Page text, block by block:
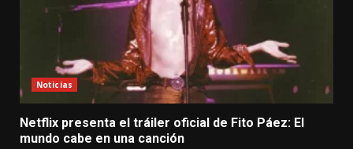
Noticias
Netflix presenta el tráiler oficial de Fito Páez: El
mundo cabe en una canción